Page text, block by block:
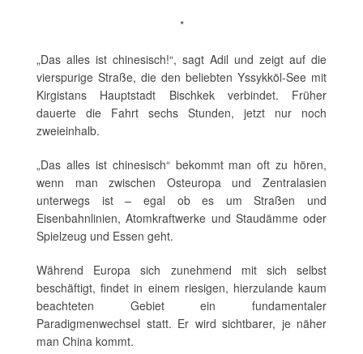
*
„Das alles ist chinesisch!“, sagt Adil und zeigt auf die
vierspurige Straße, die den beliebten Yssykköl-See mit
Kirgistans Hauptstadt Bischkek verbindet. Früher
dauerte die Fahrt sechs Stunden, jetzt nur noch
zweieinhalb.
„Das alles ist chinesisch“ bekommt man oft zu hören,
wenn man zwischen Osteuropa und Zentralasien
unterwegs ist – egal ob es um Straßen und
Eisenbahnlinien, Atomkraftwerke und Staudämme oder
Spielzeug und Essen geht.
Während Europa sich zunehmend mit sich selbst
beschäftigt, findet in einem riesigen, hierzulande kaum
beachteten Gebiet ein fundamentaler
Paradigmenwechsel statt. Er wird sichtbarer, je näher
man China kommt.